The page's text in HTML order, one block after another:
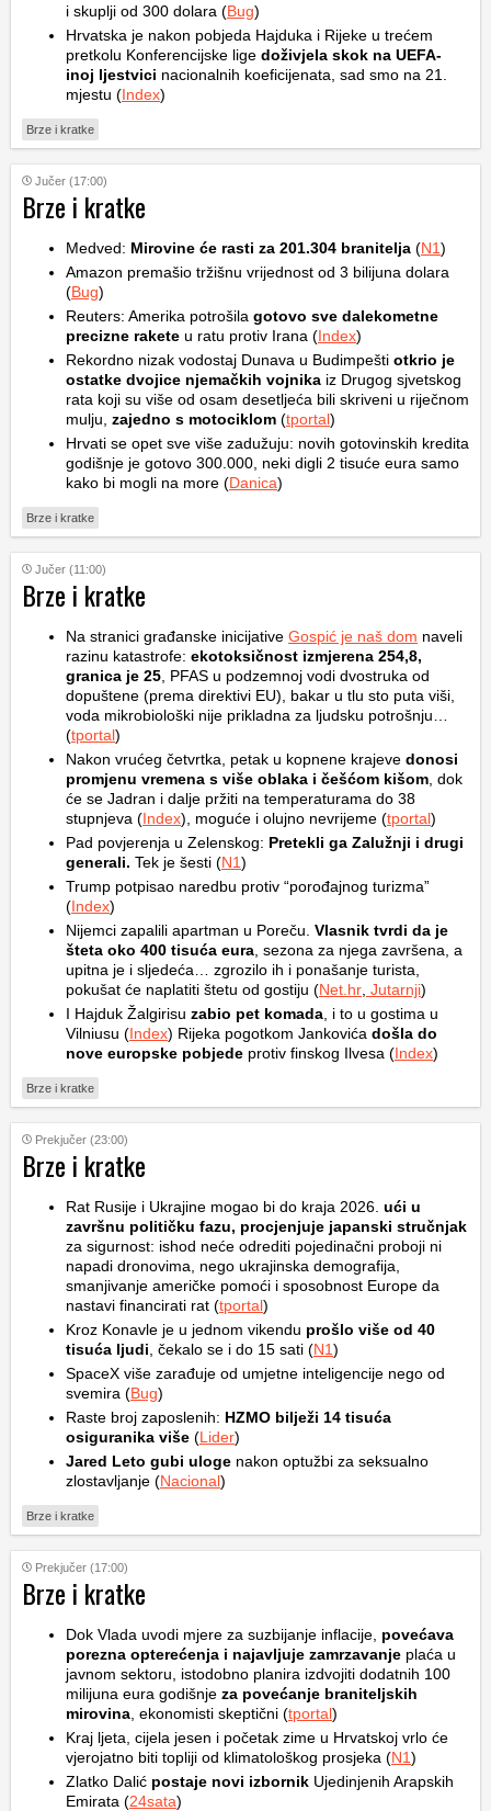
i skuplji od 300 dolara (Bug)
Hrvatska je nakon pobjeda Hajduka i Rijeke u trećem
pretkolu Konferencijske lige doživjela skok na UEFA-
inoj ljestvici nacionalnih koeficijenata, sad smo na 21.
mjestu (Index)
Brze i kratke
Jučer (17:00)
Brze i kratke
Medved: Mirovine će rasti za 201.304 branitelja (N1)
Amazon premašio tržišnu vrijednost od 3 bilijuna dolara
(Bug)
Reuters: Amerika potrošila gotovo sve dalekometne
precizne rakete u ratu protiv Irana (Index)
Rekordno nizak vodostaj Dunava u Budimpešti otkrio je
ostatke dvojice njemačkih vojnika iz Drugog sjvetskog
rata koji su više od osam desetljeća bili skriveni u riječnom
mulju, zajedno s motociklom (tportal)
Hrvati se opet sve više zadužuju: novih gotovinskih kredita
godišnje je gotovo 300.000, neki digli 2 tisuće eura samo
kako bi mogli na more (Danica)
Brze i kratke
Jučer (11:00)
Brze i kratke
Na stranici građanske inicijative Gospić je naš dom naveli
razinu katastrofe: ekotoksičnost izmjerena 254,8,
granica je 25 , PFAS u podzemnoj vodi dvostruka od
dopuštene (prema direktivi EU), bakar u tlu sto puta viši,
voda mikrobiološki nije prikladna za ljudsku potrošnju…
(tportal)
Nakon vrućeg četvrtka, petak u kopnene krajeve donosi
promjenu vremena s više oblaka i češćom kišom , dok
će se Jadran i dalje pržiti na temperaturama do 38
stupnjeva (Index), moguće i olujno nevrijeme (tportal)
Pad povjerenja u Zelenskog: Pretekli ga Zalužnji i drugi
generali. Tek je šesti (N1)
Trump potpisao naredbu protiv “porođajnog turizma”
(Index)
Nijemci zapalili apartman u Poreču. Vlasnik tvrdi da je
šteta oko 400 tisuća eura , sezona za njega završena, a
upitna je i sljedeća… zgrozilo ih i ponašanje turista,
pokušat će naplatiti štetu od gostiju (Net.hr Jutarnji)
I Hajduk Žalgirisu zabio pet komada , i to u gostima u
Vilniusu (Index) Rijeka pogotkom Jankovića došla do
nove europske pobjede protiv finskog Ilvesa (Index)
Brze i kratke
Prekjučer (23:00)
Brze i kratke
Rat Rusije i Ukrajine mogao bi do kraja 2026. ući u
završnu političku fazu, procjenjuje japanski stručnjak
za sigurnost: ishod neće odrediti pojedinačni proboji ni
napadi dronovima, nego ukrajinska demografija,
smanjivanje američke pomoći i sposobnost Europe da
nastavi financirati rat (tportal)
Kroz Konavle je u jednom vikendu prošlo više od 40
tisuća ljudi , čekalo se i do 15 sati (N1)
SpaceX više zarađuje od umjetne inteligencije nego od
svemira (Bug)
Raste broj zaposlenih: HZMO bilježi 14 tisuća
osiguranika više (Lider)
Jared Leto gubi uloge nakon optužbi za seksualno
zlostavljanje (Nacional)
Brze i kratke
Prekjučer (17:00)
Brze i kratke
Dok Vlada uvodi mjere za suzbijanje inflacije, povećava
porezna opterećenja i najavljuje zamrzavanje plaća u
javnom sektoru, istodobno planira izdvojiti dodatnih 100
milijuna eura godišnje za povećanje braniteljskih
mirovina , ekonomisti skeptični (tportal)
Kraj ljeta, cijela jesen i početak zime u Hrvatskoj vrlo će
vjerojatno biti topliji od klimatološkog prosjeka (N1)
Zlatko Dalić postaje novi izbornik Ujedinjenih Arapskih
Emirata (24sata)